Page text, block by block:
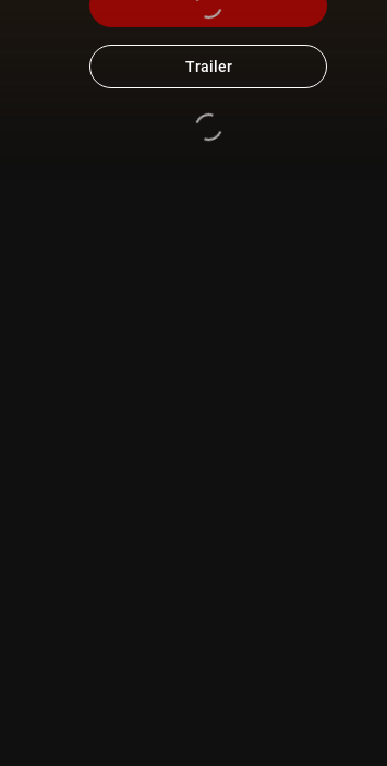
Trailer